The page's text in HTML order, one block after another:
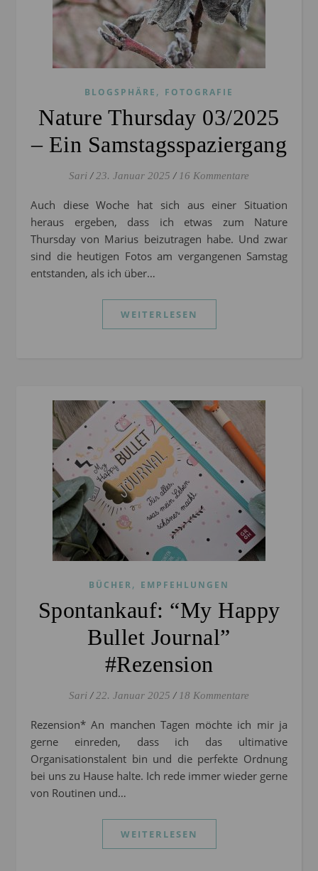
BLOGSPHÄRE , FOTOGRAFIE
Nature Thursday 03/2025
– Ein Samstagsspaziergang
Sari / 23. Januar 2025 / 16 Kommentare
Auch diese Woche hat sich aus einer Situation
heraus ergeben, dass ich etwas zum Nature
Thursday von Marius beizutragen habe. Und zwar
sind die heutigen Fotos am vergangenen Samstag
entstanden, als ich über…
WEITERLESEN
BÜCHER, EMPFEHLUNGEN
Spontankauf: “My Happy
Bullet Journal”
#Rezension
Sari / 22. Januar 2025 / 18 Kommentare
Rezension* An manchen Tagen möchte ich mir ja
gerne einreden, dass ich das ultimative
Organisationstalent bin und die perfekte Ordnung
bei uns zu Hause halte. Ich rede immer wieder gerne
von Routinen und…
WEITERLESEN